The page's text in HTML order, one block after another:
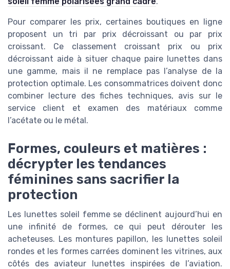
Pour comparer les prix, certaines boutiques en ligne
proposent un tri par prix décroissant ou par prix
croissant. Ce classement croissant prix ou prix
décroissant aide à situer chaque paire lunettes dans
une gamme, mais il ne remplace pas l’analyse de la
protection optimale. Les consommatrices doivent donc
combiner lecture des fiches techniques, avis sur le
service client et examen des matériaux comme
l’acétate ou le métal.
Formes, couleurs et matières :
décrypter les tendances
féminines sans sacrifier la
protection
Les lunettes soleil femme se déclinent aujourd’hui en
une infinité de formes, ce qui peut dérouter les
acheteuses. Les montures papillon, les lunettes soleil
rondes et les formes carrées dominent les vitrines, aux
côtés des aviateur lunettes inspirées de l’aviation.